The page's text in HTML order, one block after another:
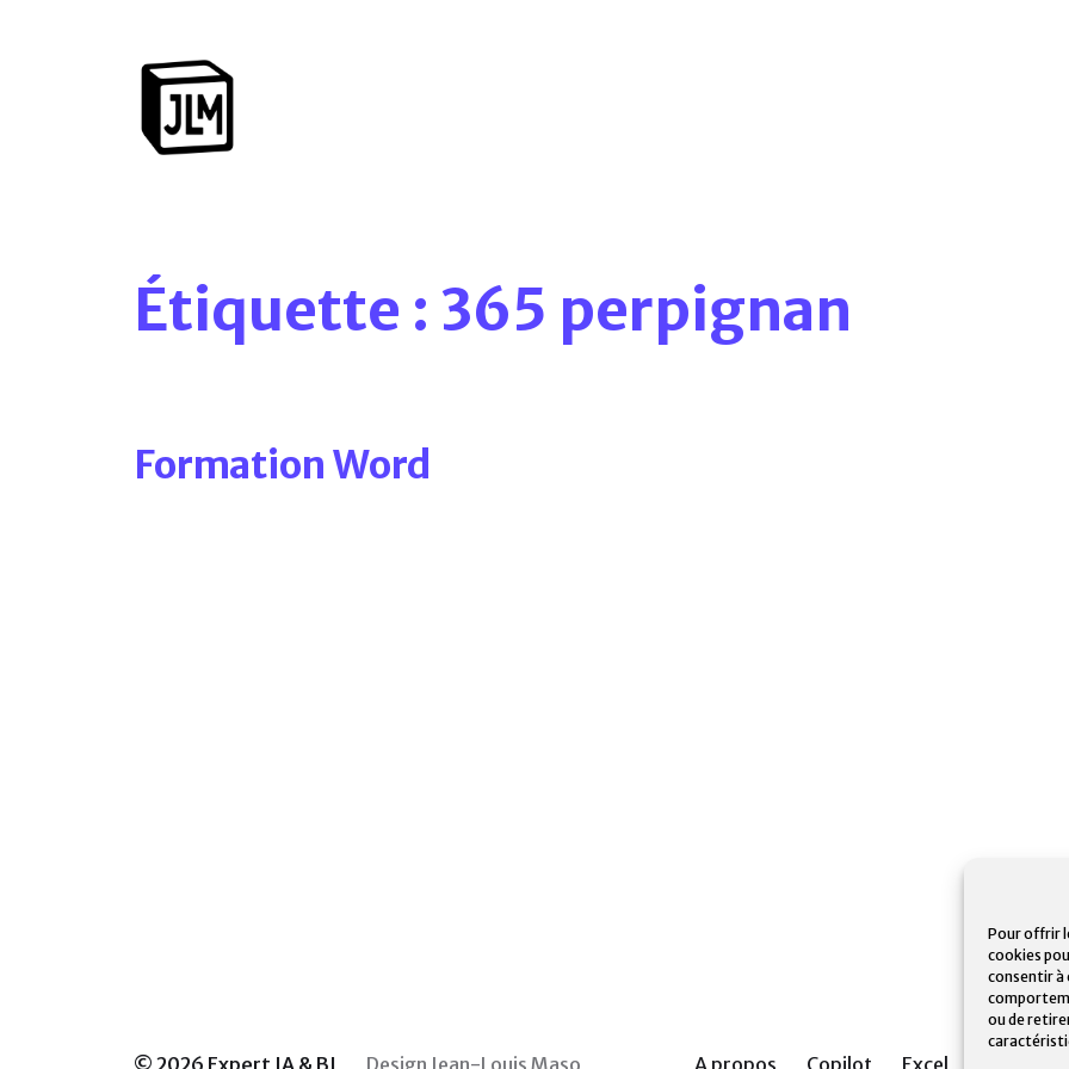
Pour offrir
cookies
consentir à
ou de
Étiquette : 365 perpignan
Formation Word
A propos Copilot Excel
© 2026 Expert IA & BI Design Jean-Louis Maso